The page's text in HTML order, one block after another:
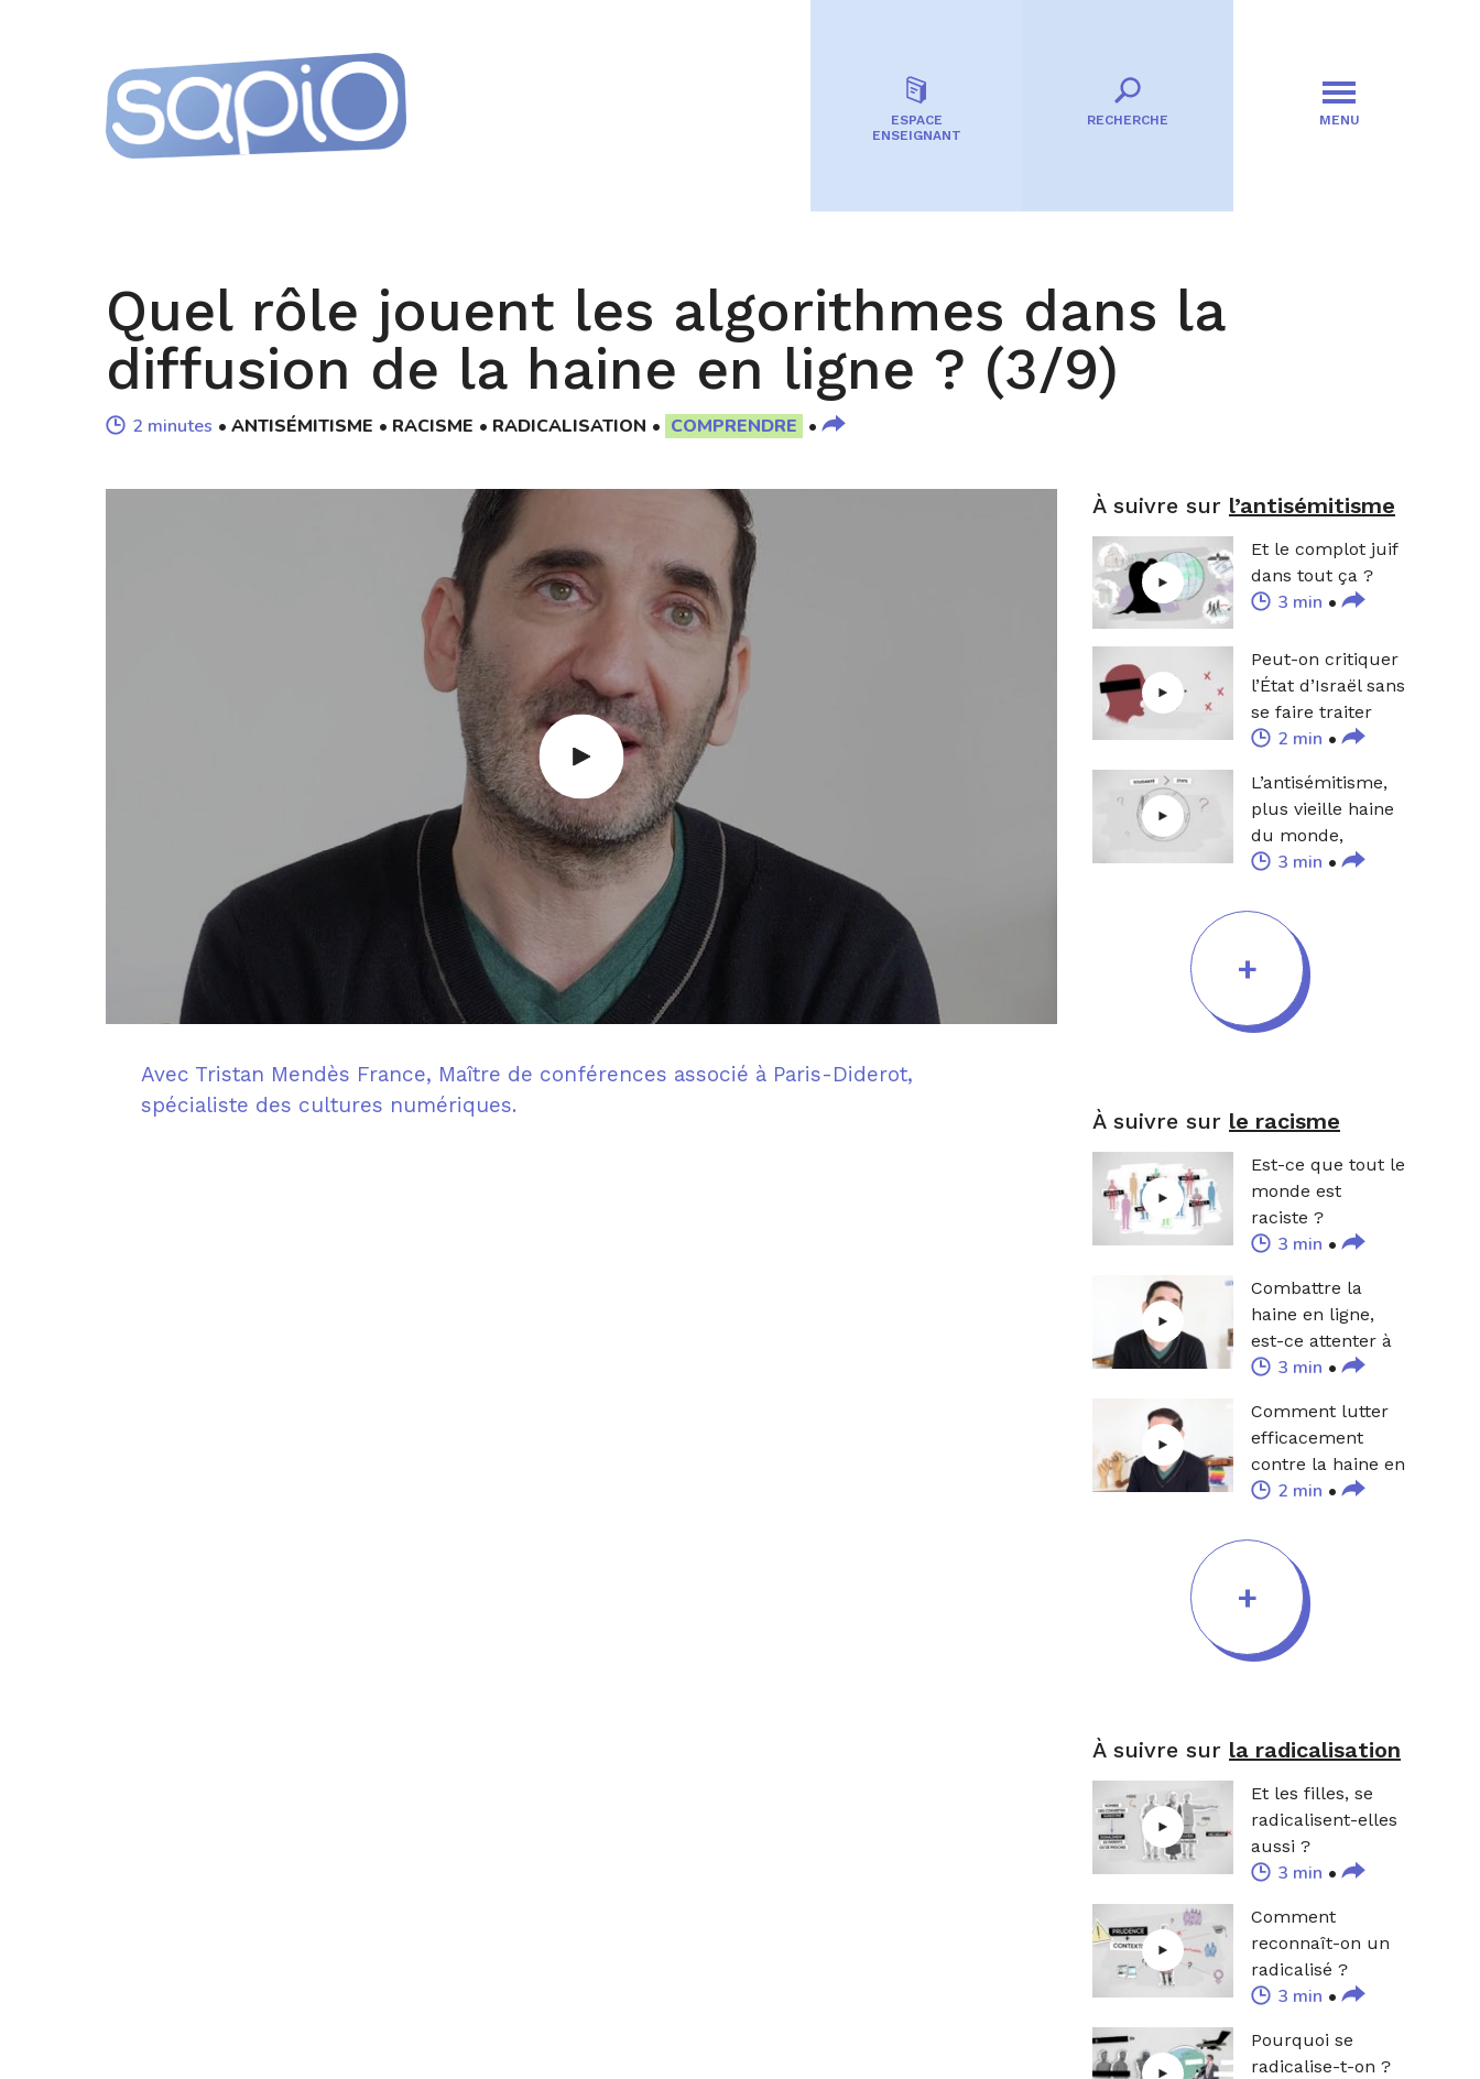
ESPACE
ENSEIGNANT
RECHERCHE MENU
Quel rôle jouent les algorithmes dans la
diffusion de la haine en ligne ? (3/9)
2 minutes ANTISÉMITISME RACISME RADICALISATION COMPRENDRE
Avec Tristan Mendès France, Maître de conférences associé à Paris-Diderot,
spécialiste des cultures numériques.
À suivre sur l’antisémitisme
Et le complot juif
dans tout ça ?
3 min
Peut-on critiquer
l’État d’Israël sans
se faire traiter
d’antisémite ?
2 min
L’antisémitisme,
plus vieille haine
du monde,
pourquoi ?
3 min
+
À suivre sur le racisme
Est-ce que tout le
monde est
raciste ?
3 min
Combattre la
haine en ligne,
est-ce attenter à
la liberté
(9/9)
3 min
Comment lutter
efficacement
contre la haine en
ligne ? (8/9)
2 min
+
À suivre sur la radicalisation
Et les filles, se
radicalisent-elles
aussi ?
3 min
Comment
reconnaît-on un
radicalisé ?
3 min
Pourquoi se
radicalise-t-on ?